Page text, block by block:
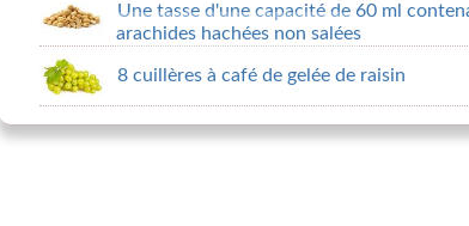
Une tasse d'une capacité de 60 ml
arachides hachées non salées
8 cuillères à café de gelée de raisin